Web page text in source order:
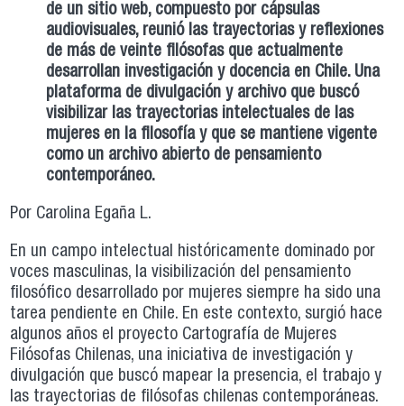
de un sitio web, compuesto por cápsulas
audiovisuales, reunió las trayectorias y reflexiones
de más de veinte filósofas que actualmente
desarrollan investigación y docencia en Chile. Una
plataforma de divulgación y archivo que buscó
visibilizar las trayectorias intelectuales de las
mujeres en la filosofía y que se mantiene vigente
como un archivo abierto de pensamiento
contemporáneo.
Por Carolina Egaña L.
En un campo intelectual históricamente dominado por
voces masculinas, la visibilización del pensamiento
filosófico desarrollado por mujeres siempre ha sido una
tarea pendiente en Chile. En este contexto, surgió hace
algunos años el proyecto Cartografía de Mujeres
Filósofas Chilenas, una iniciativa de investigación y
divulgación que buscó mapear la presencia, el trabajo y
las trayectorias de filósofas chilenas contemporáneas.